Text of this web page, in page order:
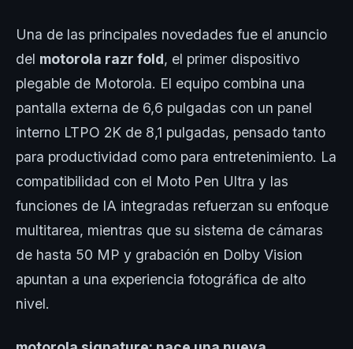
Una de las principales novedades fue el anuncio
del motorola razr fold, el primer dispositivo
plegable de Motorola. El equipo combina una
pantalla externa de 6,6 pulgadas con un panel
interno LTPO 2K de 8,1 pulgadas, pensado tanto
para productividad como para entretenimiento. La
compatibilidad con el Moto Pen Ultra y las
funciones de IA integradas refuerzan su enfoque
multitarea, mientras que su sistema de cámaras
de hasta 50 MP y grabación en Dolby Vision
apuntan a una experiencia fotográfica de alto
nivel.